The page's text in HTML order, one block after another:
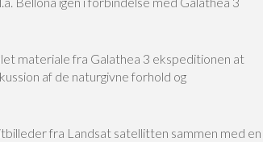
materiale fra Galathea 3 ekspeditionen at
af de naturgivne forhold og
fra Landsat satellitten sammen med en